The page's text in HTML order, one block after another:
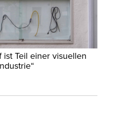
ist Teil einer visuellen